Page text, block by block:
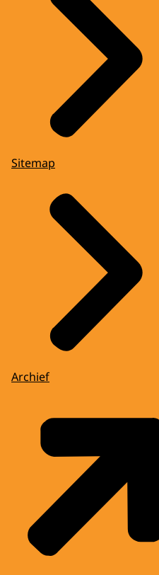
Sitemap
Archief